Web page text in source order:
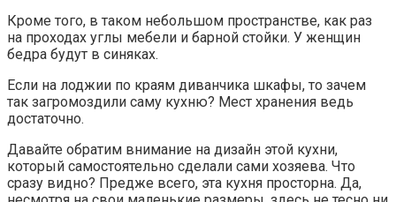
Кроме того, в таком небольшом пространстве, как раз
на проходах углы мебели и барной стойки. У женщин
бедра будут в синяках.
Если на лоджии по краям диванчика шкафы, то зачем
так загромоздили саму кухню? Мест хранения ведь
достаточно.
Давайте обратим внимание на дизайн этой кухни,
который самостоятельно сделали сами хозяева. Что
сразу видно? Предже всего, эта кухня просторна. Да,